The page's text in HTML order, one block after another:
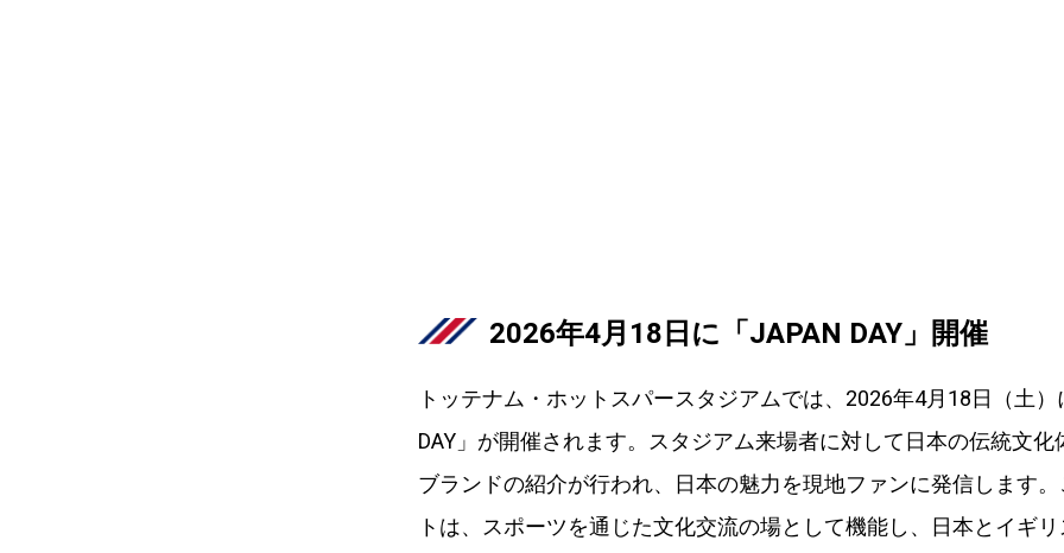
2026年4月18日に「JAPAN DAY」開催
トッテナム・ホットスパースタジアムでは、2026年4月18日（土）
DAY」が開催されます。スタジアム来場者に対して日本の伝統文化
ブランドの紹介が行われ、日本の魅力を現地ファンに発信します
トは、スポーツを通じた文化交流の場として機能し、日本とイギ